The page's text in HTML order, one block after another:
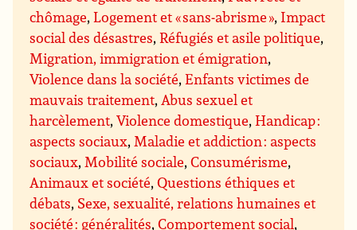
chômage,Logement et « sans-abrisme », Impact
social des désastres,Réfugiés et asile politique,
Migration, immigration et émigration,
Violence dans la société,Enfants victimes de
mauvais traitement,Abus sexuel et
harcèlement,Violence domestique,Handicap :
aspects sociaux,Maladie et addiction : aspects
sociaux,Mobilité sociale,Consumérisme,
Animaux et société,Questions éthiques et
débats, Sexe, sexualité, relations humaines et
société : généralités,Comportement social,